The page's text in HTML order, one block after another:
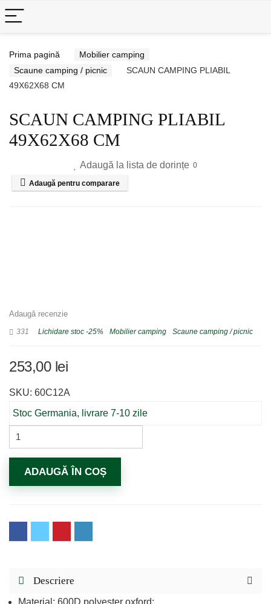
Prima pagină
Mobilier camping
Scaune camping / picnic
SCAUN CAMPING PLIABIL
49X62X68 CM
SCAUN CAMPING PLIABIL
49X62X68 CM
Adaugă la lista de dorințe 0
Adaugă pentru comparare
Adaugă recenzie
331 Lichidare stoc -25% Mobilier camping Scaune camping / picnic
253,00 lei
SKU: 60C12A
Stoc Germania, livrare 7-10 zile
ADAUGĂ ÎN COȘ
Descriere